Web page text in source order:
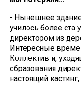
- Нынешнее
училось более
директором из
Интересные
Коллектив и,
образования
настоящий